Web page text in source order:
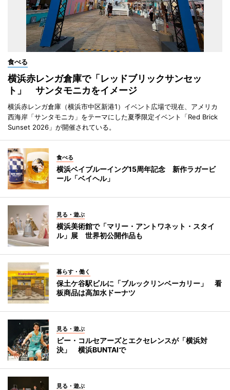
食べる
横浜赤レンガ倉庫で「レッドブリックサンセッ
ト」 サンタモニカをイメージ
横浜赤レンガ倉庫（横浜市中区新港1）イベント広場で現在、アメリカ
西海岸「サンタモニカ」をテーマにした夏季限定イベント「Red Brick
Sunset 2026」が開催されている。
食べる
横浜ベイブルーイング15周年記念 新作ラガービ
ール「ベイヘル」
見る・遊ぶ
横浜美術館で「マリー・アントワネット・スタイ
ル」展 世界初公開作品も
暮らす・働く
保土ケ谷駅ビルに「ブルックリンベーカリー」 看
板商品は高加水ドーナツ
見る・遊ぶ
ビー・コルセアーズとエクセレンスが「横浜対
決」 横浜BUNTAIで
見る・遊ぶ